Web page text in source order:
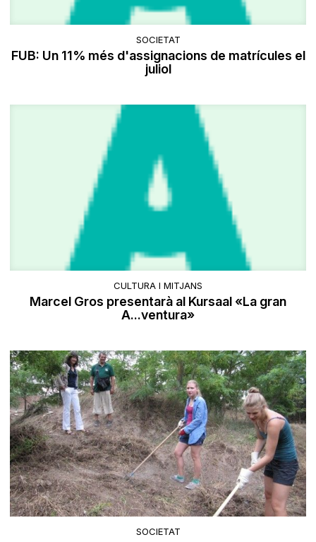
SOCIETAT
FUB: Un 11% més d'assignacions de matrícules el
juliol
CULTURA I MITJANS
Marcel Gros presentarà al Kursaal «La gran
A...ventura»
SOCIETAT